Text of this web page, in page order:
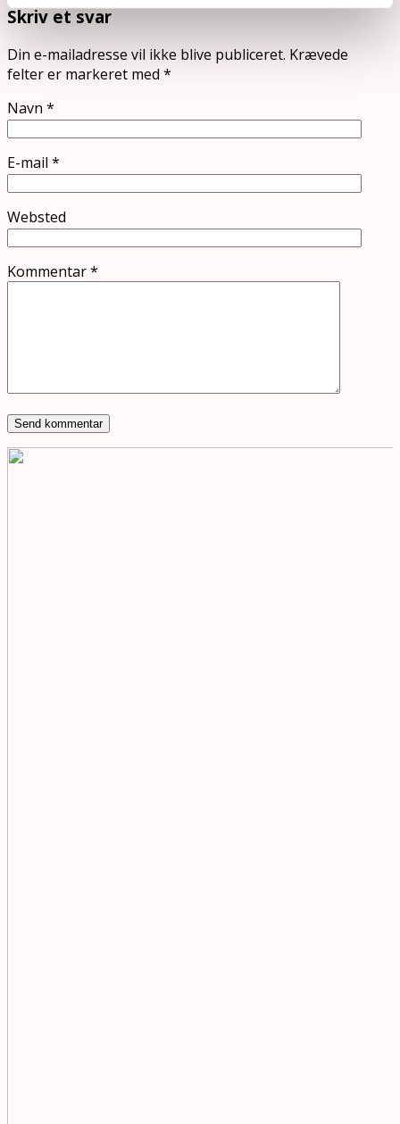
Skriv et svar
Din e-mailadresse vil ikke blive publiceret. Krævede
felter er markeret med *
Navn *
E-mail *
Websted
Kommentar*